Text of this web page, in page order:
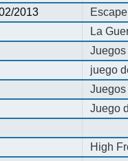
2013
La
juego
Juego
High